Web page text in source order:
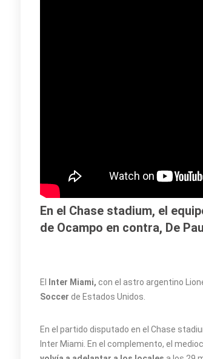
En el Chase stadium, el
de Ocampo en contra, De
El Inter Miami, con el astro argentino
Soccer de Estados Unidos.
En el partido disputado en el Chase
Inter Miami. En el complemento, el